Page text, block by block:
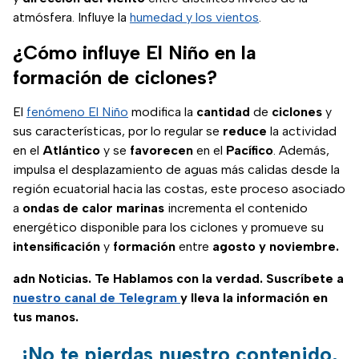
atmósfera. Influye la humedad y los vientos.
¿Cómo influye El Niño en la
formación de ciclones?
El fenómeno El Niño modifica la cantidad de ciclones y
sus características, por lo regular se reduce la actividad
en el Atlántico y se favorecen en el Pacífico. Además,
impulsa el desplazamiento de aguas más calidas desde la
región ecuatorial hacia las costas, este proceso asociado
a ondas de calor marinas incrementa el contenido
energético disponible para los ciclones y promueve su
intensificación y formación entre agosto y noviembre.
adn Noticias. Te Hablamos con la verdad. Suscríbete a
nuestro canal de Telegram y lleva la información en
tus manos.